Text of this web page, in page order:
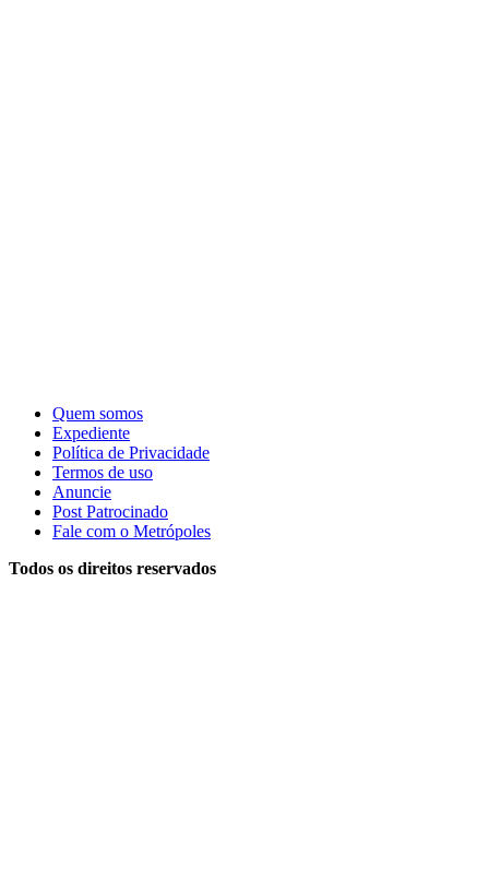
Quem somos
Expediente
Política de Privacidade
Termos de uso
Anuncie
Post Patrocinado
Fale com o Metrópoles
Todos os direitos reservados